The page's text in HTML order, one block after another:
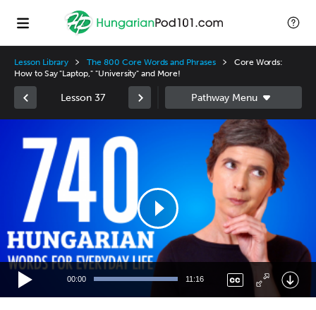
Lesson Library The 800 Core Words and Phrases
Core Words:
How to Say "Laptop," "University" and More!
Lesson 37
Player
00:00 11:16